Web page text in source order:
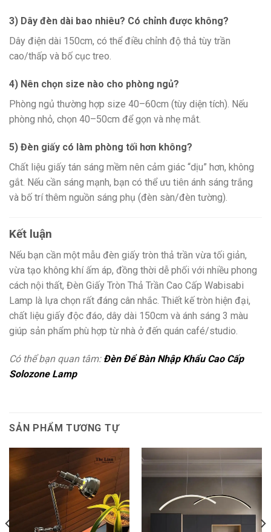
3) Dây đèn dài bao nhiêu? Có chỉnh được không?
Dây điện dài 150cm, có thể điều chỉnh độ thả tùy trần
cao/thấp và bố cục treo.
4) Nên chọn size nào cho phòng ngủ?
Phòng ngủ thường hợp size 40–60cm (tùy diện tích). Nếu
phòng nhỏ, chọn 40–50cm để gọn và nhẹ mắt.
5) Đèn giấy có làm phòng tối hơn không?
Chất liệu giấy tán sáng mềm nên cảm giác “dịu” hơn, không
gắt. Nếu cần sáng mạnh, bạn có thể ưu tiên ánh sáng trắng
và bố trí thêm nguồn sáng phụ (đèn sàn/đèn tường).
Kết luận
Nếu bạn cần một mẫu đèn giấy tròn thả trần vừa tối giản,
vừa tạo không khí ấm áp, đồng thời dễ phối với nhiều phong
cách nội thất, Đèn Giấy Tròn Thả Trần Cao Cấp Wabisabi
Lamp là lựa chọn rất đáng cân nhắc. Thiết kế tròn hiện đại,
chất liệu giấy độc đáo, dây dài 150cm và ánh sáng 3 màu
giúp sản phẩm phù hợp từ nhà ở đến quán café/studio.
Có thể bạn quan tâm: Đèn Để Bàn Nhập Khẩu Cao Cấp
Solozone Lamp
SẢN PHẨM TƯƠNG TỰ